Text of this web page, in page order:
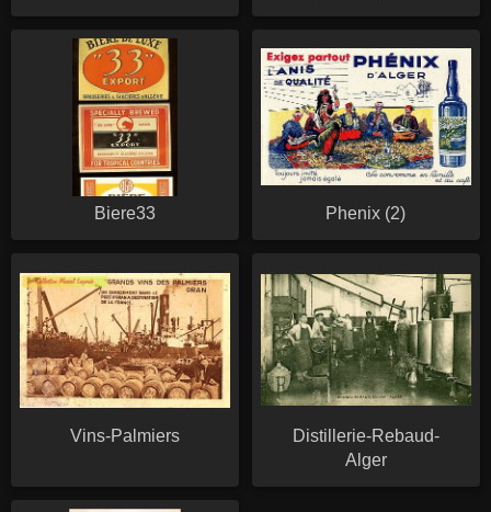
Biere33 Phenix (2)
Vins-Palmiers
Distillerie-Rebaud-
Alger